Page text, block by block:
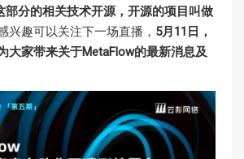
部分的相关技术开源，开源的项目叫做
兴趣可以关注下一场直播， 5月11日，
大家带来关于MetaFlow的最新消息及